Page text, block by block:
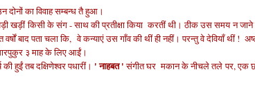
दोनों का विवाह सम्बन्ध तै हुआ।
किसी के संग - साथ की प्रतीक्षा किया करतीं थी। ठीकउस समयन
वर्षों बाद पता चला कि,वे कन्याएं उस गाँव की थीं ही नहीं। परन्तु वे देवियाँ थीं !
३ माह के लिए आईं।
की हुईं तब दक्षिणेश्वर पधारीं। ' नाहबत 'संगीत घर मकान के नीचले तलेपर, एक